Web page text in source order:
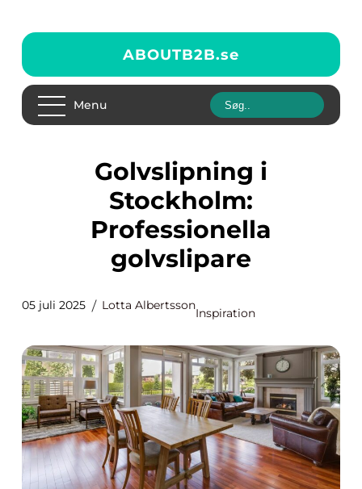
ABOUTB2B.se
Menu
Golvslipning i
Stockholm:
Professionella
golvslipare
05 juli 2025 Lotta Albertsson
Inspiration